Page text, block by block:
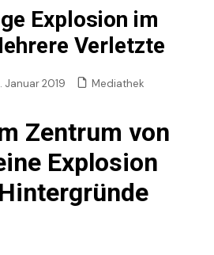
Explosion im
Verletzte
Januar 2019 Mediathek
Zentrum von
Explosion